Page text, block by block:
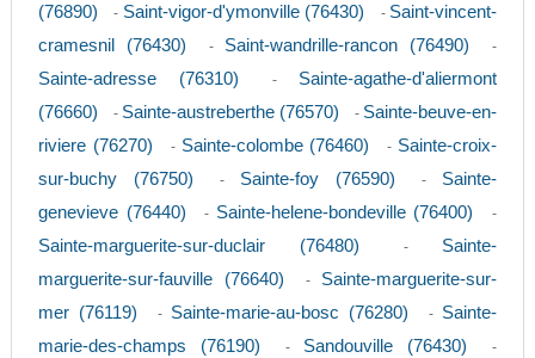
(76890)
- Saint-vigor-d'ymonville (76430) - Saint-vincent-
cramesnil (76430)
- Saint-wandrille-rancon (76490) -
Sainte-adresse (76310) - Sainte-agathe-d'aliermont
(76660)
- Sainte-austreberthe (76570) - Sainte-beuve-en-
riviere (76270)
- Sainte-colombe (76460) - Sainte-croix-
sur-buchy (76750)
- Sainte-foy (76590) - Sainte-
genevieve (76440)
- Sainte-helene-bondeville (76400) -
Sainte-marguerite-sur-duclair (76480) - Sainte-
marguerite-sur-fauville (76640)
- Sainte-marguerite-sur-
mer (76119)
- Sainte-marie-au-bosc (76280) - Sainte-
marie-des-champs (76190)
- Sandouville (76430) -